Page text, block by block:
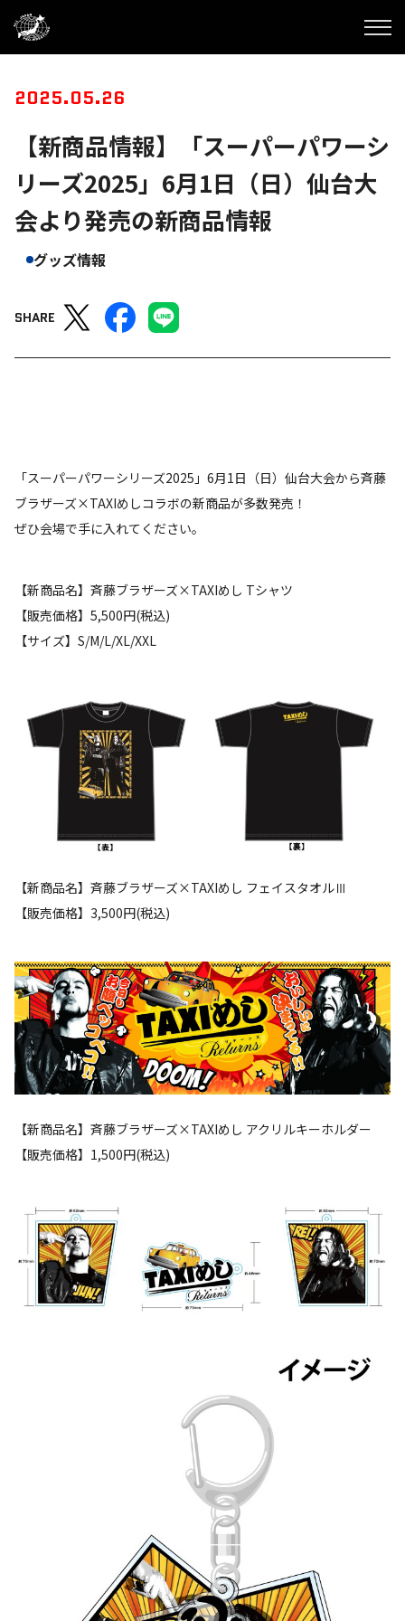
2025.05.26
【新商品情報】「スーパーパワーシ
リーズ2025」6月1日（日）仙台大
会より発売の新商品情報
グッズ情報
SHARE
「スーパーパワーシリーズ2025」6月1日（日）仙台大会から斉藤
ブラザーズ×TAXIめしコラボの新商品が多数発売！
ぜひ会場で手に入れてください。
【新商品名】斉藤ブラザーズ×TAXIめし Tシャツ
【販売価格】5,500円(税込)
【サイズ】S/M/L/XL/XXL
【新商品名】斉藤ブラザーズ×TAXIめし フェイスタオルⅢ
【販売価格】3,500円(税込)
【新商品名】斉藤ブラザーズ×TAXIめし アクリルキーホルダー
【販売価格】1,500円(税込)